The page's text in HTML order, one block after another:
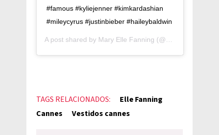
#famous #kyliejenner #kimkardashian
#mileycyrus #justinbieber #haileybaldwin
A post shared by Mary Elle Fanning (@beautyfanning) on
TAGS RELACIONADOS:
Elle Fanning
Cannes
Vestidos cannes